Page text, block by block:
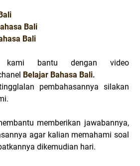
Bali
Bali
kami bantu dengan video
Belajar Bahasa Bali.
pembahasannya silakan
memberikan jawabannya,
agar kalian memahami soal
dikemudian hari.